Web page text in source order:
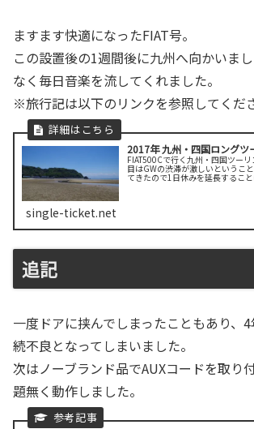
ますます快適になったFIAT号。
この設置後の1週間後に九州へ向かいま
なく毎日音楽を流してくれました。
※旅行記は以下のリンクを参照してくだ
2017年 九州・四国ロングツ
FIAT500Cで行く九州・四国ツー
目はGWの渋滞が激しいというこ
てきたので1日休みを延長するこ
single-ticket.net
追記
一度ドアに挟んでしまったこともあり、
続不良となってしまいました。
次はノーブランド品でAUXコードを取り
題無く動作しました。